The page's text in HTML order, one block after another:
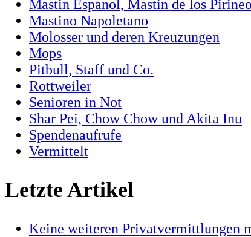
Mastin Espanol, Mastin de los
Mastino Napoletano
Molosser und deren Kreuzungen
Mops
Pitbull, Staff und Co.
Rottweiler
Senioren in Not
Shar Pei, Chow Chow und Akita Inu
Spendenaufrufe
Vermittelt
Letzte Artikel
Keine weiteren Privatvermittlungen